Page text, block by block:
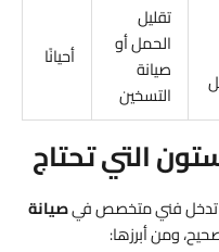
تقليل
الحمل أو
صيانة
التسخين
أحيانًا
التي تحتاج
فني متخصص فيصيانة
ومن أبرزها: